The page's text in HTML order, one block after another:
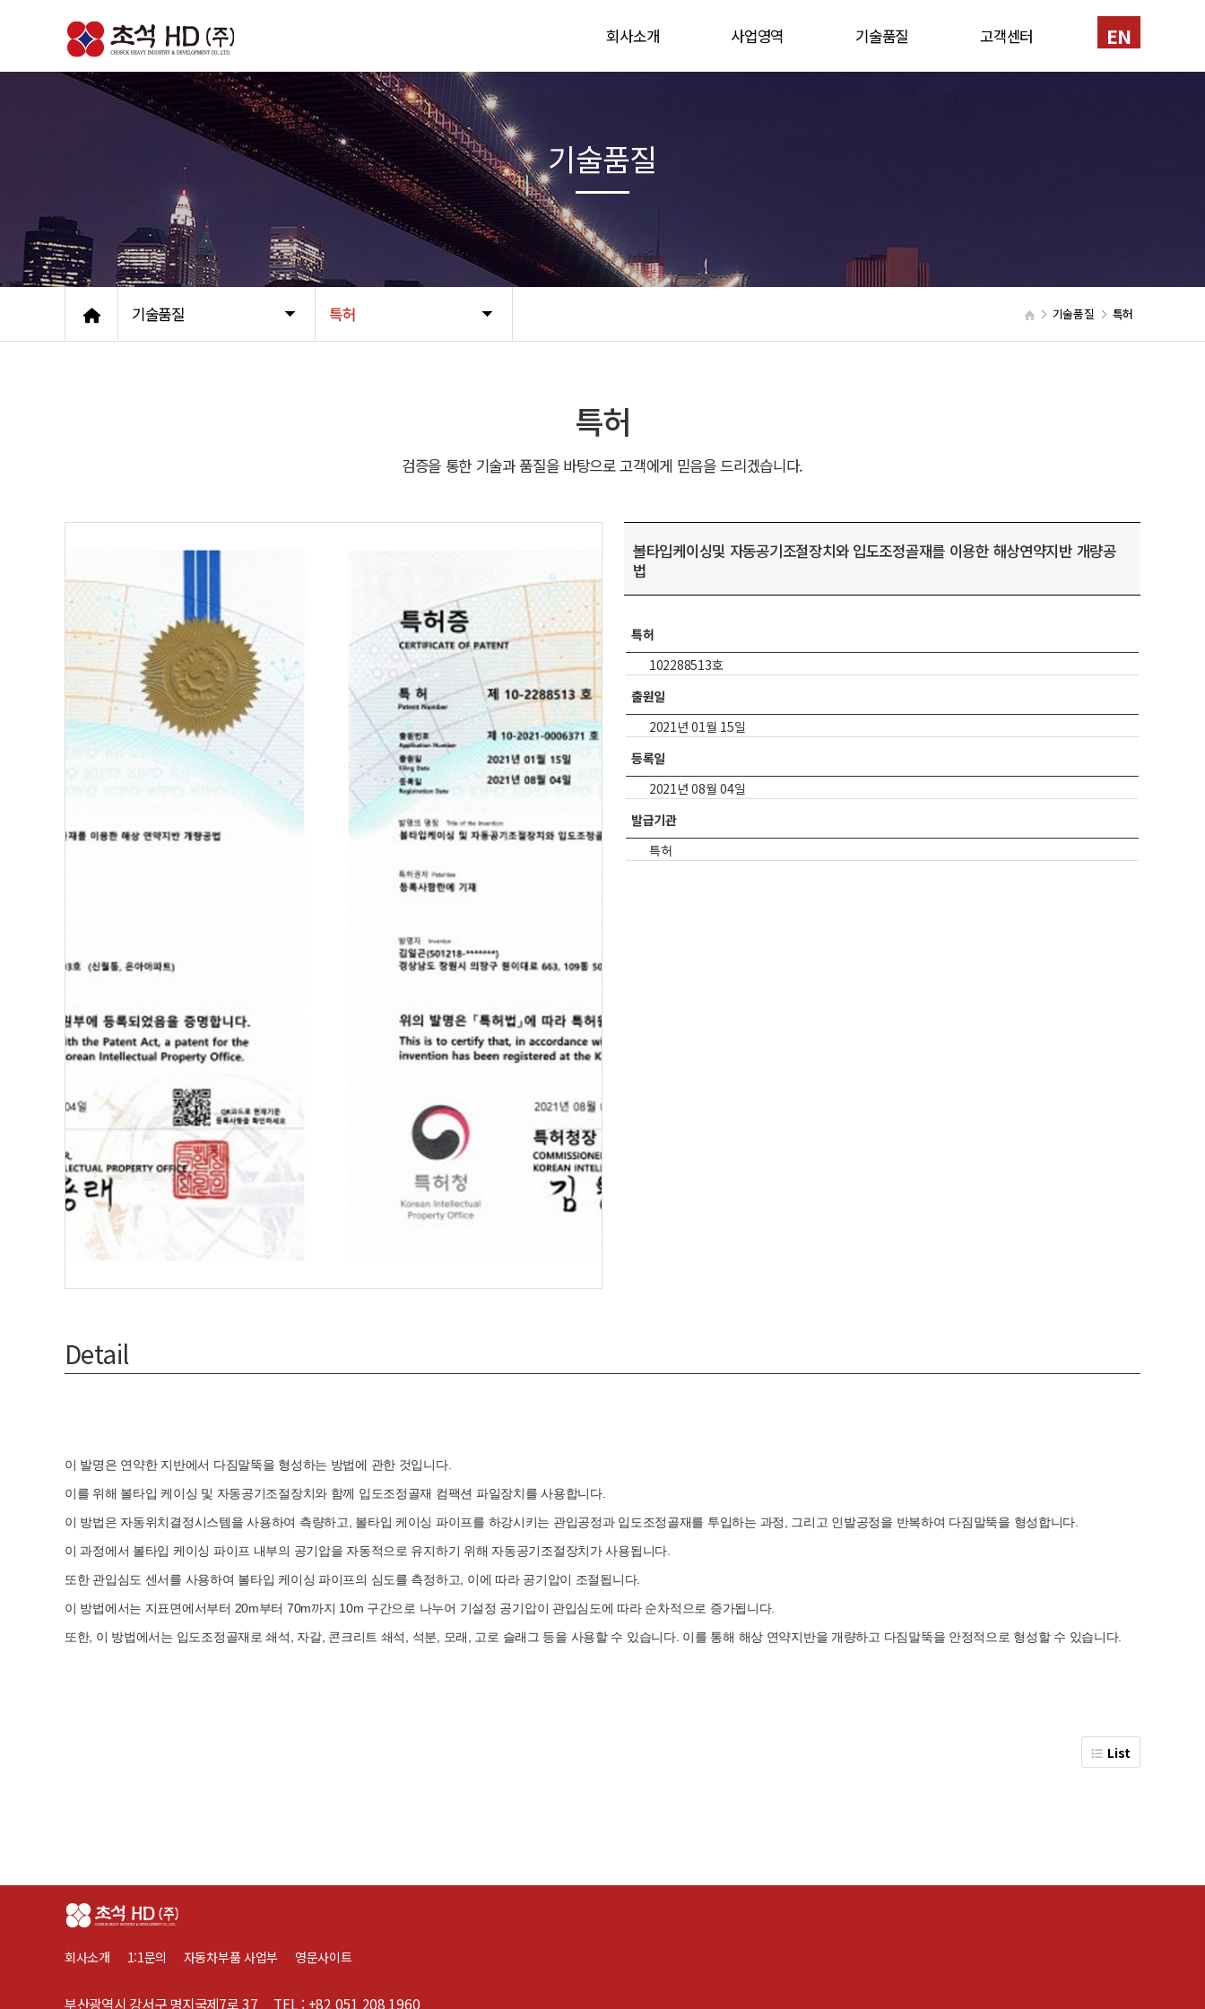
회사소개
Global Network
사업영역 기술품질 고객센터 EN
기술품질 특허 기술품질 특허
기술품질
특허
검증을 통한 기술과 품질을 바탕으로 고객에게 믿음을 드리겠습니다.
볼타입케이싱및 자동공기조절장치와 입도조정골재를 이용한 해상연약지반 개량공
법
특허
102288513호
출원일
2021년 01월 15일
등록일
2021년 08월 04일
발급기관
특허
Detail
이 발명은 연약한 지반에서 다짐말뚝을 형성하는 방법에 관한 것입니다.
이를 위해 볼타입 케이싱 및 자동공기조절장치와 함께 입도조정골재 컴팩션 파일장치를 사용합니다.
이 방법은 자동위치결정시스템을 사용하여 측량하고, 볼타입 케이싱 파이프를 하강시키는 관입공정과 입도조정골재를 투입하는 과정, 그리고 인발공정을 반복하여 다짐말뚝을 형성합니다.
이 과정에서 볼타입 케이싱 파이프 내부의 공기압을 자동적으로 유지하기 위해 자동공기조절장치가 사용됩니다.
또한 관입심도 센서를 사용하여 볼타입 케이싱 파이프의 심도를 측정하고, 이에 따라 공기압이 조절됩니다.
이 방법에서는 지표면에서부터 20m부터 70m까지 10m 구간으로 나누어 기설정 공기압이 관입심도에 따라 순차적으로 증가됩니다.
또한, 이 방법에서는 입도조정골재로 쇄석, 자갈, 콘크리트 쇄석, 석분, 모래, 고로 슬래그 등을 사용할 수 있습니다. 이를 통해 해상 연약지반을 개량하고 다짐말뚝을 안정적으로 형성할 수 있습니다.
List
회사소개 1:1문의 자동차부품 사업부 영문사이트
부산광역시 강서구 명지국제7로 37 TEL : +82 051 208 1960